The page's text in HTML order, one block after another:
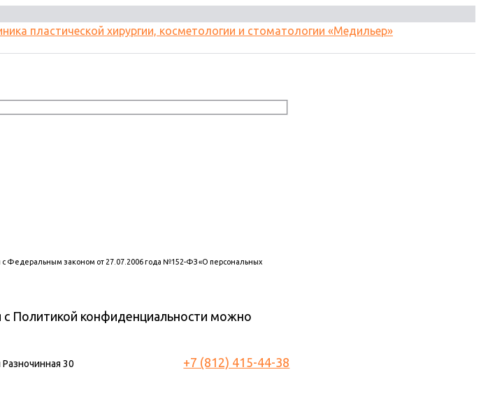
с Федеральным законом от 27.07.2006 года №152-ФЗ «О персональных
с Политикой конфиденциальности можно
+7 (812) 415-44-38
30